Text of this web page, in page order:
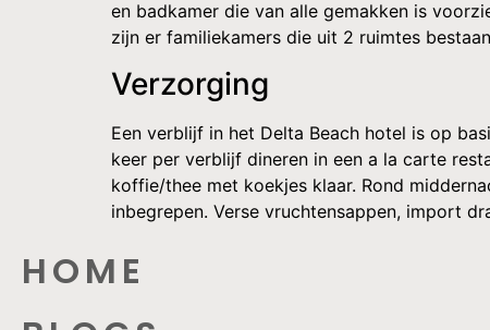
en badkamer die van alle gemakken is
zijn er familiekamers die uit 2 ruimtes
Verzorging
Een verblijf in het Delta Beach hotel is op
keer per verblijf dineren in een a la carte
koffie/thee met koekjes klaar. Rond
inbegrepen. Verse vruchtensappen, import
HOME